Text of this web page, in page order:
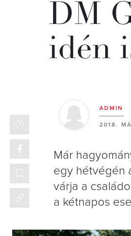
DM
idén
ADMIN
2018.
Már
egy hétvégén
várja a
a kétnapos